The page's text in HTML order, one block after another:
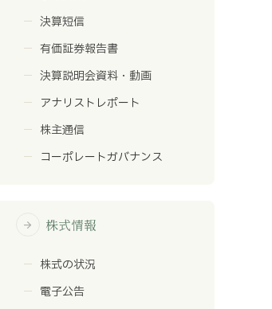
決算短信
有価証券報告書
決算説明会資料・動画
アナリストレポート
株主通信
コーポレートガバナンス
arrow_forward 株式情報
株式の状況
電子公告